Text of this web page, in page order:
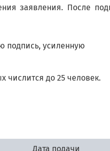
заявления. После
подпись, усиленную
числится до 25 человек.
Дата подачи